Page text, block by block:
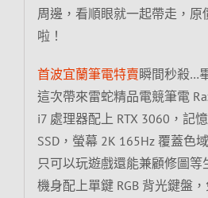
周邊，看順眼就一起帶走，原
啦！
首波宜蘭筆電特賣瞬間秒殺…
這次帶來雷蛇精品電競筆電
i7 處理器配上 RTX 3060，記
SSD，螢幕 2K 165Hz 覆蓋色
只可以玩遊戲還能兼顧修圖等
機身配上單鍵 RGB 背光鍵盤